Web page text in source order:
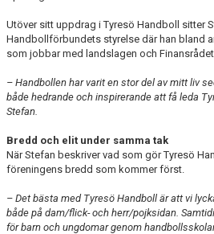
Utöver sitt uppdrag i Tyresö Handboll sitter
Handbollförbundets styrelse där han bland
som jobbar med landslagen och
– Handbollen har varit en stor del av mitt liv
både hedrande och inspirerande att få leda
Stefan.
Bredd och elit under samma tak
När Stefan beskriver vad som gör Tyresö
föreningens bredd som kommer först.
– Det bästa med Tyresö Handboll är att vi
både på dam/flick- och herr/pojksidan.
för barn och ungdomar genom